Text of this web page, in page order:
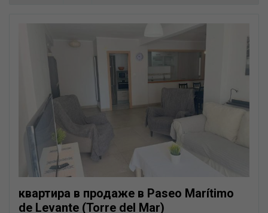
квартира в продаже в Paseo Marítimo
de Levante (Torre del Mar)